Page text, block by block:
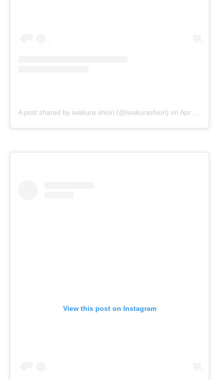
A post shared by iwakura shiori (@iwakurashiori) on Apr 8, 2019 at 8:25am PDT
View this post on Instagram